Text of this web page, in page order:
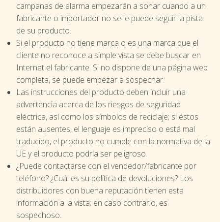
campanas de alarma empezarán a sonar cuando a un
fabricante o importador no se le puede seguir la pista
de su producto.
Si el producto no tiene marca o es una marca que el
cliente no reconoce a simple vista se debe buscar en
Internet el fabricante. Si no dispone de una página web
completa, se puede empezar a sospechar.
Las instrucciones del producto deben incluir una
advertencia acerca de los riesgos de seguridad
eléctrica, así como los símbolos de reciclaje; si éstos
están ausentes, el lenguaje es impreciso o está mal
traducido, el producto no cumple con la normativa de la
UE y el producto podría ser peligroso.
¿Puede contactarse con el vendedor/fabricante por
teléfono? ¿Cuál es su política de devoluciones? Los
distribuidores con buena reputación tienen esta
información a la vista; en caso contrario, es
sospechoso.